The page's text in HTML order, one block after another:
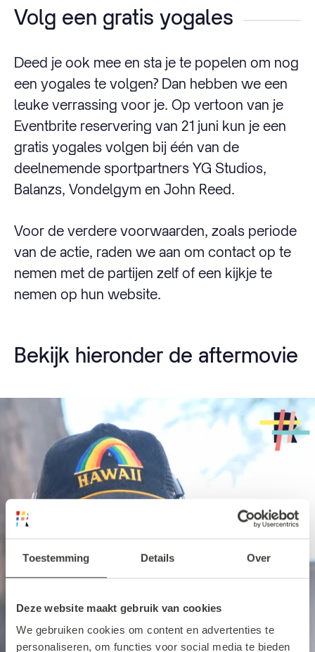
Toestemming Details Over
Deze website maakt gebruik van cookies
We gebruiken cookies om content en advertenties te
personaliseren, om functies voor social media te bieden
Volg een gratis yogales
Deed je ook mee en sta je te popelen om nog
een yogales te volgen? Dan hebben we een
leuke verrassing voor je. Op vertoon van je
Eventbrite reservering van 21 juni kun je een
gratis yogales volgen bij één van de
deelnemende sportpartners YG Studios,
Balanzs, Vondelgym en John Reed.
Voor de verdere voorwaarden, zoals periode
van de actie, raden we aan om contact op te
nemen met de partijen zelf of een kijkje te
nemen op hun website.
Bekijk hieronder de aftermovie